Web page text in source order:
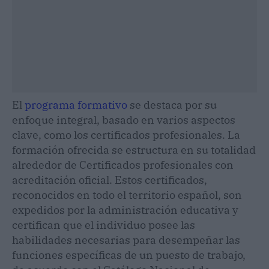
El programa formativo se destaca por su
enfoque integral, basado en varios aspectos
clave, como los certificados profesionales. La
formación ofrecida se estructura en su totalidad
alrededor de Certificados profesionales con
acreditación oficial. Estos certificados,
reconocidos en todo el territorio español, son
expedidos por la administración educativa y
certifican que el individuo posee las
habilidades necesarias para desempeñar las
funciones específicas de un puesto de trabajo,